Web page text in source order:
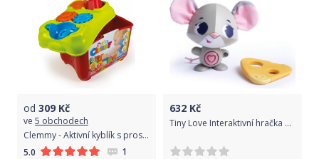
od 309 Kč
ve 5 obchodech
Clemmy - Aktivní kyblík s prostrkávacími tvary
5.0
1
632 Kč
Tiny Love Interaktivní hračka COCO